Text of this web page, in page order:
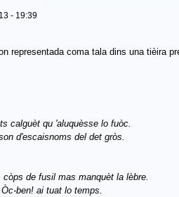
- 19:39
representada coma tala dins una tièira
calguèt qu 'aluquèsse lo fuòc.
d'escaisnoms del det gròs.
de fusil mas manquèt la lèbre.
ben! ai tuat lo temps.